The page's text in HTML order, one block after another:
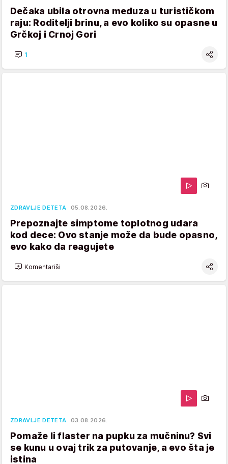
Dečaka ubila otrovna meduza u turističkom
raju: Roditelji brinu, a evo koliko su opasne u
Grčkoj i Crnoj Gori
1
ZDRAVLJE DETETA 05.08.2026.
Prepoznajte simptome toplotnog udara
kod dece: Ovo stanje može da bude opasno,
evo kako da reagujete
Komentariši
ZDRAVLJE DETETA 03.08.2026.
Pomaže li flaster na pupku za mučninu? Svi
se kunu u ovaj trik za putovanje, a evo šta je
istina